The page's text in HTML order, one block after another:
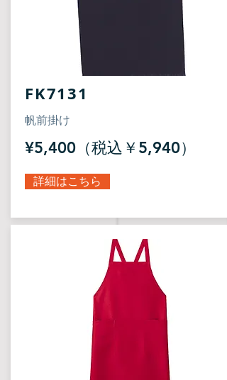
FK7131
帆前掛け
¥5,400（税込￥5,940）
詳細はこちら